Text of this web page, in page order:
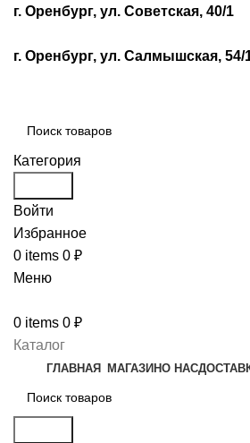
г. Оренбург, ул. Советская, 40/1
г. Оренбург, ул. Салмышская, 54/
Категория
Войти
Избранное
0 items 0 ₽
Меню
0 items 0 ₽
Каталог
ГЛАВНАЯ МАГАЗИНО НАС